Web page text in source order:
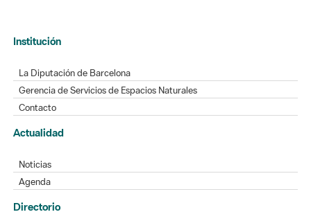
Institución
La Diputación de Barcelona
Gerencia de Servicios de Espacios Naturales
Contacto
Actualidad
Noticias
Agenda
Directorio